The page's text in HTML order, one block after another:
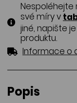
Nespoléhejte
své míry v
jiné, napište
produktu.
Informace o
Popis